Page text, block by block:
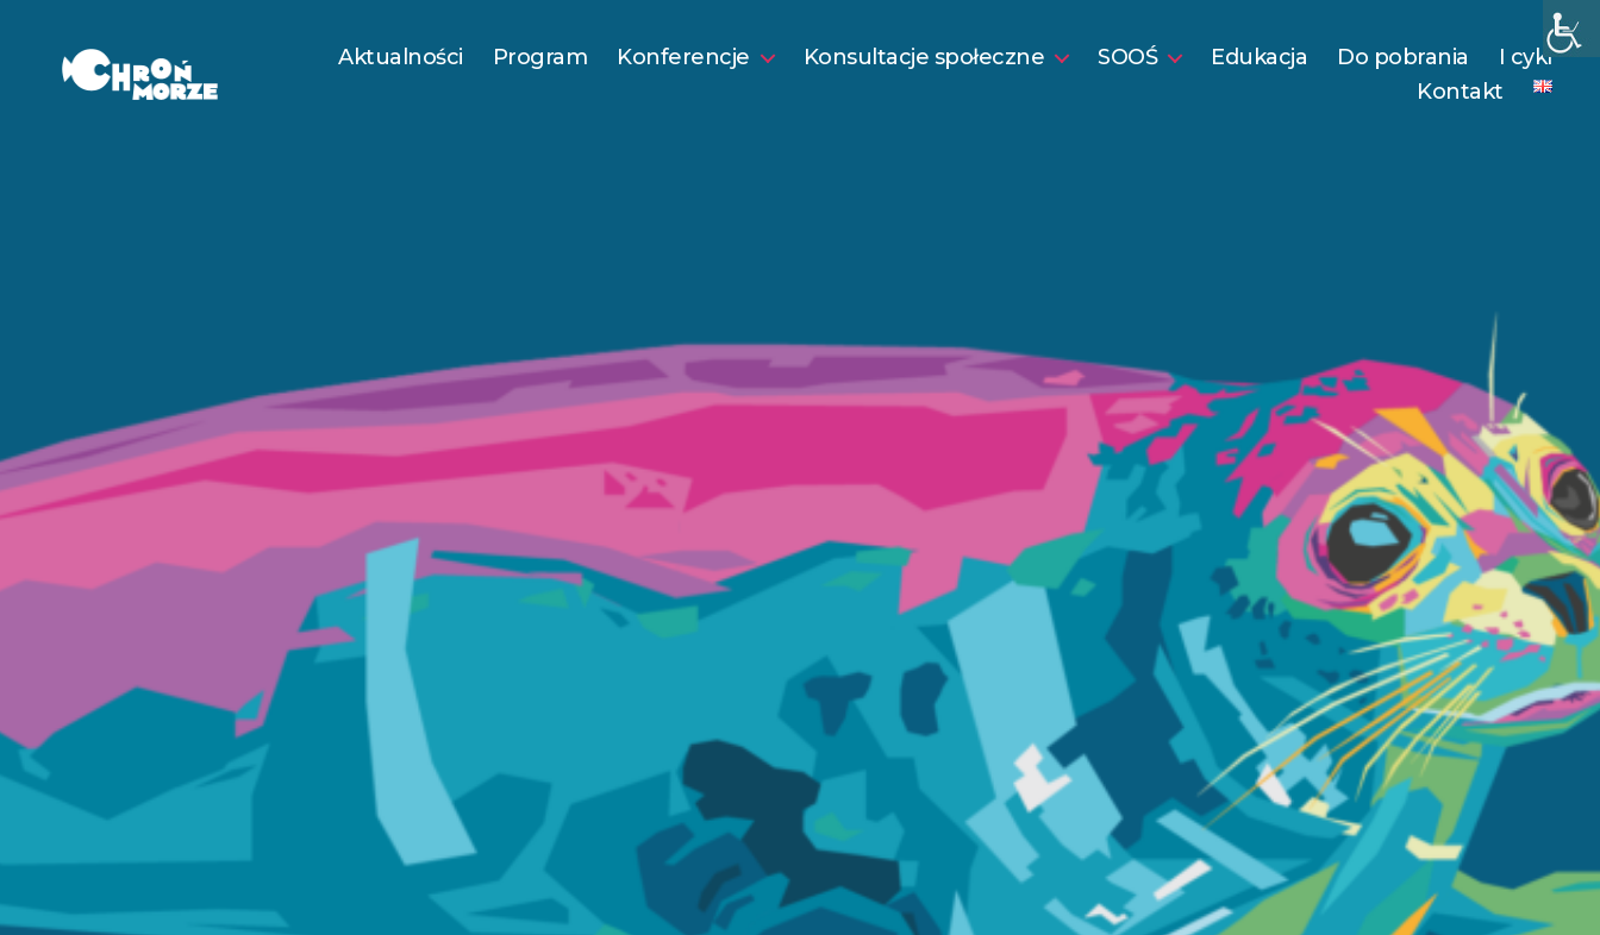
Aktualności Program Konferencje Konsultacje społeczne SOOŚ Edukacja Do pobrania
I cykl
Kontakt